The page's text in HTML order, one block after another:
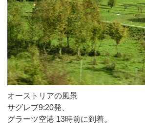
オーストリアの風景
サグレブ9:20発、
グラーツ空港 13時前に到着。